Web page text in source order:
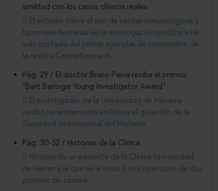
similitud con los casos clínicos reales
El estudio sobre el uso de células inmunológicas y
tumorales humanas en la investigación preclínica ha
sido portada del primer ejemplar de septiembre de
la revista CancerResearch.
Pág. 29 / El doctor Bruno Paiva recibe el premio
"Bart Barlogie Young Investigator Award"
El investigador de la Universidad de Navarra
recibió recientemente en Roma el galardón de la
Sociedad Internacional del Mieloma.
Pág. 30-32 / Historias de la Clínica
Historia de un paciente de la Clínica Universidad
de Navarra al que se le realizó una operación de dos
prótesis de cadera.